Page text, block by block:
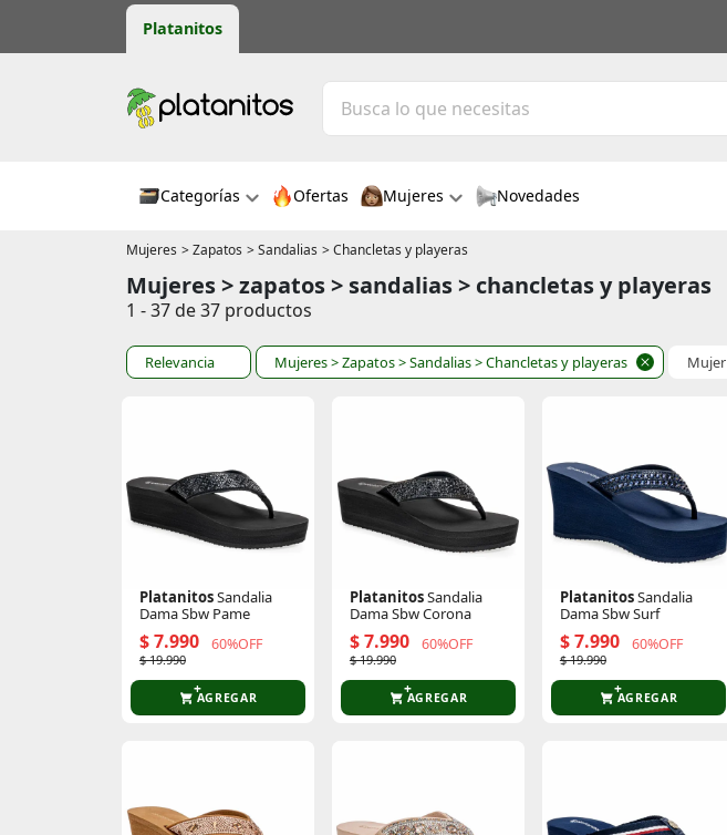
Platanitos
Categorías Ofertas Mujeres Novedades
Mujeres > Zapatos > Sandalias > Chancletas y playeras
Mujeres > zapatos > sandalias > chancletas y playeras
1 - 37 de 37 productos
Relevancia Mujeres> Zapatos> Sandalias> Chancletas y playeras Mujer
PlatanitosSandalia
Dama Sbw Pame
$ 7.990 60%OFF
$ 19.990
AGREGAR
PlatanitosSandalia
Dama Sbw Corona
$ 7.990 60%OFF
$ 19.990
AGREGAR
PlatanitosSandalia
Dama Sbw Surf
$ 7.990 60%OFF
$ 19.990
AGREGAR